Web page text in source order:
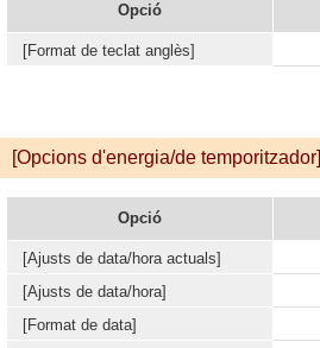
Opció
[Format de teclat anglès]
[Opcions d'energia/de temporitzador]
Opció
[Ajusts de data/hora actuals]
[Ajusts de data/hora]
[Format de data]